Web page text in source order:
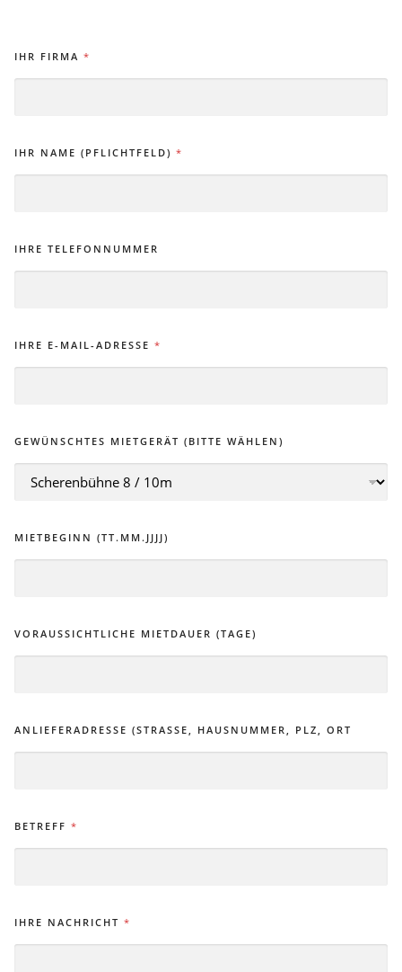
IHR FIRMA *
IHR NAME (PFLICHTFELD) *
IHRE TELEFONNUMMER
IHRE E-MAIL-ADRESSE *
GEWÜNSCHTES MIETGERÄT (BITTE WÄHLEN)
MIETBEGINN (TT.MM.JJJJ)
VORAUSSICHTLICHE MIETDAUER (TAGE)
ANLIEFERADRESSE (STRASSE, HAUSNUMMER, PLZ, ORT
BETREFF *
IHRE NACHRICHT *